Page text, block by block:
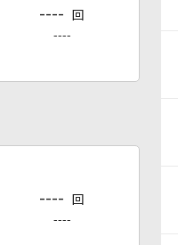
---- 回
----
---- 回
----